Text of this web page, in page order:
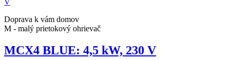
Doprava k vám domov
M - malý prietokový ohrievač
MCX4 BLUE: 4,5 kW, 230 V